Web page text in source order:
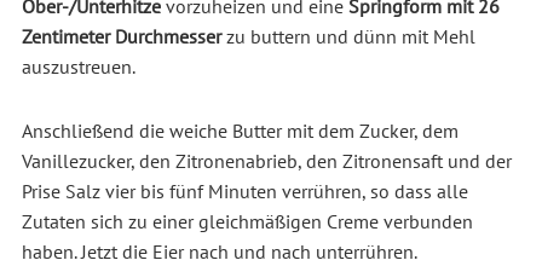
Ober-/Unterhitzevorzuheizen und eine Springform mit 26
Zentimeter Durchmesserzu buttern und dünn mit Mehl
auszustreuen.
Anschließend die weiche Butter mit dem Zucker, dem
Vanillezucker, den Zitronenabrieb, den Zitronensaft und der
Prise Salz vier bis fünf Minuten verrühren, so dass alle
Zutaten sich zu einer gleichmäßigen Creme verbunden
haben. Jetzt die Eier nach und nach unterrühren.